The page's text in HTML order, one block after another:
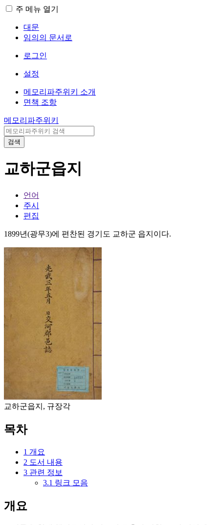
주 메뉴 열기
대문
임의의 문서로
로그인
설정
메모리파주위키 소개
면책 조항
메모리파주위키
검색
교하군읍지
언어
주시
편집
1899년(광무3)에 편찬된 경기도 교하군 읍지이다.
교하군읍지, 규장각
목차
1 개요
2 도서 내용
3 관련 정보
3.1 링크 모음
개요